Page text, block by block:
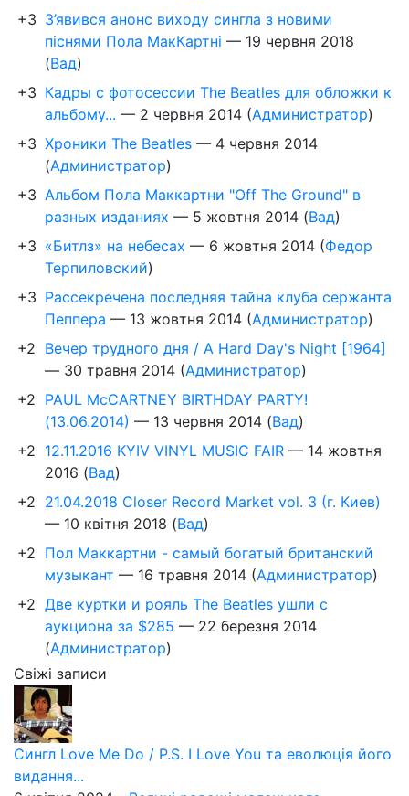
+3 З’явився анонс виходу сингла з новими
піснями Пола МакКартні — 19 червня 2018
(Вад)
+3 Кадры с фотосессии The Beatles для обложки к
альбому... — 2 червня 2014 (Администратор)
+3 Хроники The Beatles — 4 червня 2014
(Администратор)
+3 Альбом Пола Маккартни "Off The Ground" в
разных изданиях — 5 жовтня 2014 (Вад)
+3 «Битлз» на небесах — 6 жовтня 2014 (Федор
Терпиловский)
+3 Рассекречена последняя тайна клуба сержанта
Пеппера — 13 жовтня 2014 (Администратор)
+2 Вечер трудного дня / A Hard Day's Night [1964]
— 30 травня 2014 (Администратор)
+2 PAUL McCARTNEY BIRTHDAY PARTY!
(13.06.2014) — 13 червня 2014 (Вад)
+2 12.11.2016 KYIV VINYL MUSIC FAIR — 14 жовтня
2016 (Вад)
+2 21.04.2018 Closer Record Market vol. 3 (г. Киев)
— 10 квітня 2018 (Вад)
+2 Пол Маккартни - самый богатый британский
музыкант — 16 травня 2014 (Администратор)
+2 Две куртки и рояль The Beatles ушли с
аукциона за $285 — 22 березня 2014
(Администратор)
Свіжі записи
Сингл Love Me Do / P.S. I Love You та еволюція його
видання...